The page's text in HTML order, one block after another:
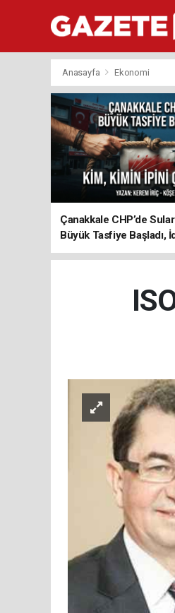
Anasayfa Ekonomi
Çanakkale CHP’de
Büyük Tasfiye Başladı,
Uçuşuyor